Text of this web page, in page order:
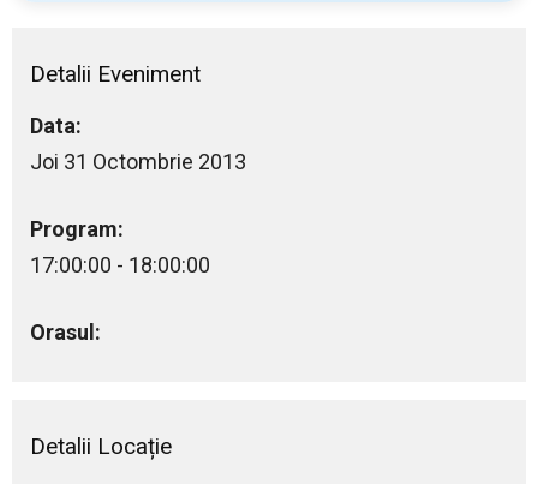
Detalii Eveniment
Data:
Joi 31 Octombrie 2013
Program:
17:00:00 - 18:00:00
Orasul:
Detalii Locație